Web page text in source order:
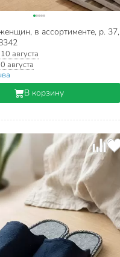
в ассортименте, р. 37,
10 августа
августа
В корзину